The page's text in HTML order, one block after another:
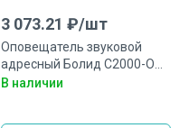
3 073.21 ₽/шт
Оповещатель звуковой
адресный Болид С2000-ОПЗ
(белый)
В наличии